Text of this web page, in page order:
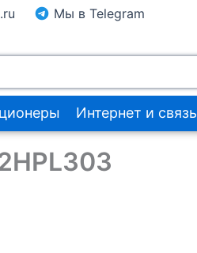
Мы в Telegram
Интернет и связь